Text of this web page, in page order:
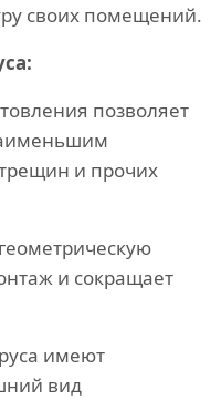
своих помещений.
позволяет
и прочих
и сокращает
имеют
вид